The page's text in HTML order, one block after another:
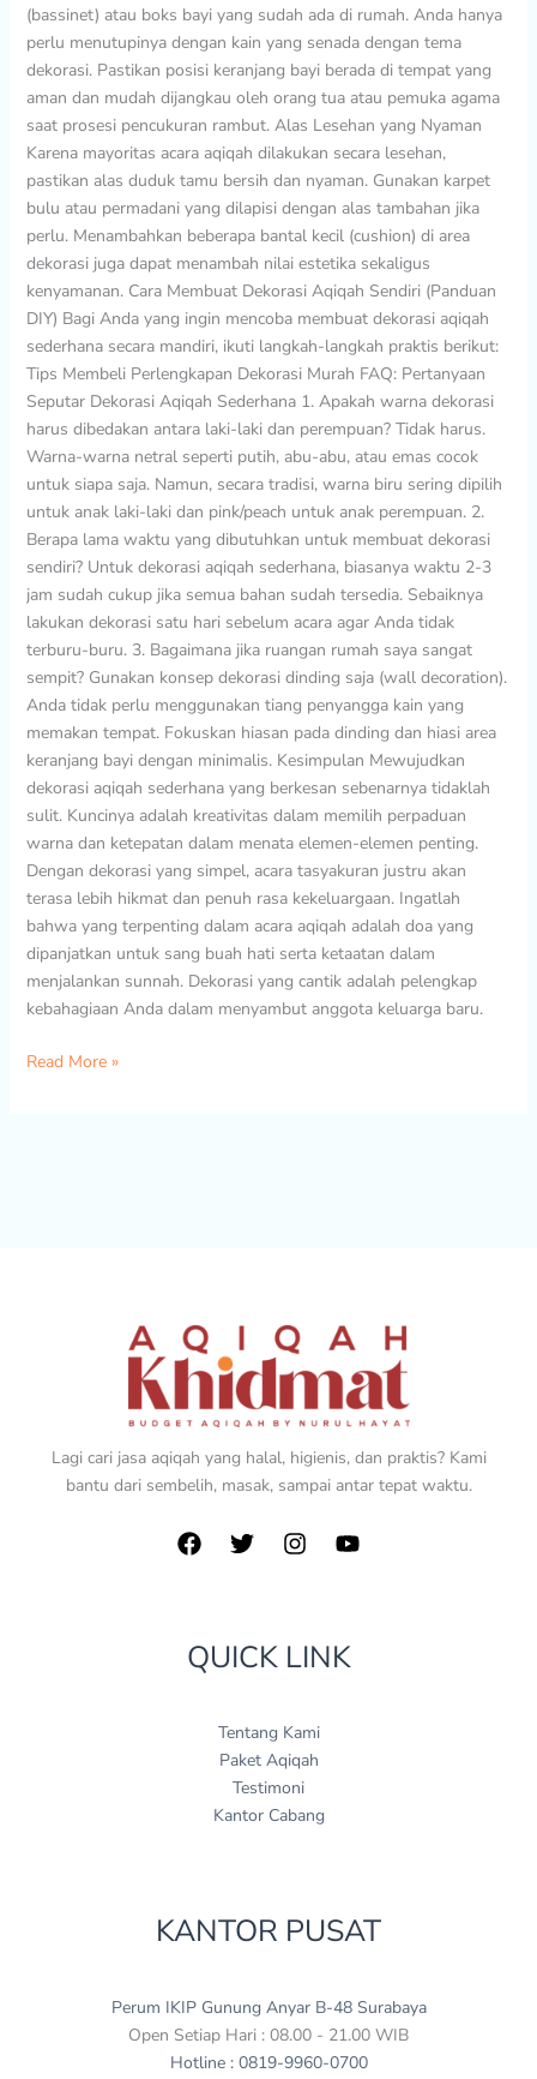
(bassinet) atau boks bayi yang sudah ada di rumah. Anda hanya
perlu menutupinya dengan kain yang senada dengan tema
dekorasi. Pastikan posisi keranjang bayi berada di tempat yang
aman dan mudah dijangkau oleh orang tua atau pemuka agama
saat prosesi pencukuran rambut. Alas Lesehan yang Nyaman
Karena mayoritas acara aqiqah dilakukan secara lesehan,
pastikan alas duduk tamu bersih dan nyaman. Gunakan karpet
bulu atau permadani yang dilapisi dengan alas tambahan jika
perlu. Menambahkan beberapa bantal kecil (cushion) di area
dekorasi juga dapat menambah nilai estetika sekaligus
kenyamanan. Cara Membuat Dekorasi Aqiqah Sendiri (Panduan
DIY) Bagi Anda yang ingin mencoba membuat dekorasi aqiqah
sederhana secara mandiri, ikuti langkah-langkah praktis berikut:
Tips Membeli Perlengkapan Dekorasi Murah FAQ: Pertanyaan
Seputar Dekorasi Aqiqah Sederhana 1. Apakah warna dekorasi
harus dibedakan antara laki-laki dan perempuan? Tidak harus.
Warna-warna netral seperti putih, abu-abu, atau emas cocok
untuk siapa saja. Namun, secara tradisi, warna biru sering dipilih
untuk anak laki-laki dan pink/peach untuk anak perempuan. 2.
Berapa lama waktu yang dibutuhkan untuk membuat dekorasi
sendiri? Untuk dekorasi aqiqah sederhana, biasanya waktu 2-3
jam sudah cukup jika semua bahan sudah tersedia. Sebaiknya
lakukan dekorasi satu hari sebelum acara agar Anda tidak
terburu-buru. 3. Bagaimana jika ruangan rumah saya sangat
sempit? Gunakan konsep dekorasi dinding saja (wall decoration).
Anda tidak perlu menggunakan tiang penyangga kain yang
memakan tempat. Fokuskan hiasan pada dinding dan hiasi area
keranjang bayi dengan minimalis. Kesimpulan Mewujudkan
dekorasi aqiqah sederhana yang berkesan sebenarnya tidaklah
sulit. Kuncinya adalah kreativitas dalam memilih perpaduan
warna dan ketepatan dalam menata elemen-elemen penting.
Dengan dekorasi yang simpel, acara tasyakuran justru akan
terasa lebih hikmat dan penuh rasa kekeluargaan. Ingatlah
bahwa yang terpenting dalam acara aqiqah adalah doa yang
dipanjatkan untuk sang buah hati serta ketaatan dalam
menjalankan sunnah. Dekorasi yang cantik adalah pelengkap
kebahagiaan Anda dalam menyambut anggota keluarga baru.
Read More »
Lagi cari jasa aqiqah yang halal, higienis, dan praktis? Kami
bantu dari sembelih, masak, sampai antar tepat waktu.
QUICK LINK
Tentang Kami
Paket Aqiqah
Testimoni
Kantor Cabang
KANTOR PUSAT
Perum IKIP Gunung Anyar B-48 Surabaya
Open Setiap Hari : 08.00 - 21.00 WIB
Hotline : 0819-9960-0700